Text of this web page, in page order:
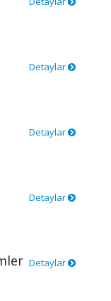
Detaylar
Detaylar
Detaylar
Detaylar